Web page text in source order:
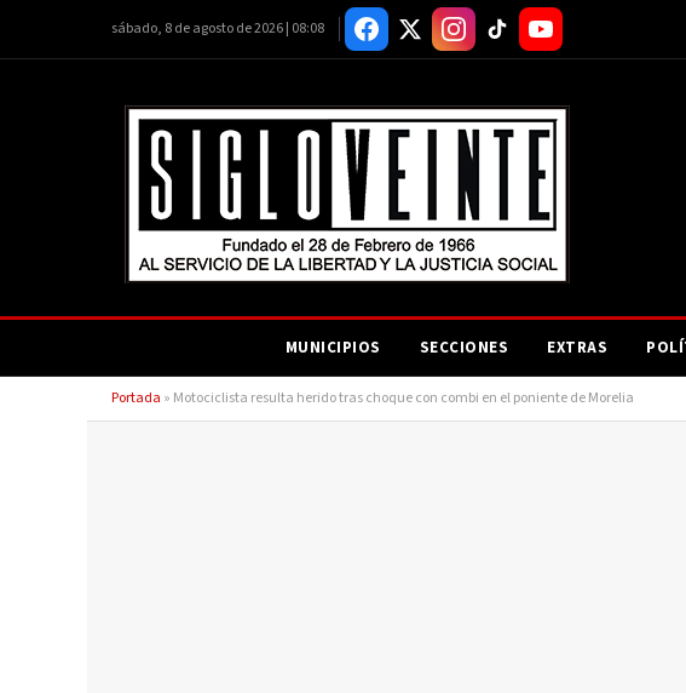
sábado, 8 de agosto de 2026 | 08:08
MUNICIPIOS SECCIONES EXTRAS
Portada » Motociclista resulta herido tras choque con combi en el poniente de Morelia